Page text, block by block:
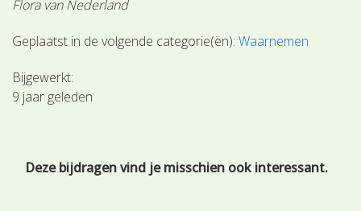
Flora van Nederland
Geplaatst in de volgende categorie(ën):Waarnemen
Bijgewerkt:
9 jaar geleden
Deze bijdragen vind je misschien ook interessant.